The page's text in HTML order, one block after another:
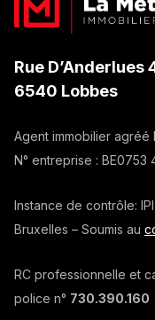
Rue D’Anderlues
6540 Lobbes
Agent immobilier agréé
N° entreprise : BE0753
Instance de contrôle:
Bruxelles – Soumis au
RC professionnelle et
police n° 730.390.160